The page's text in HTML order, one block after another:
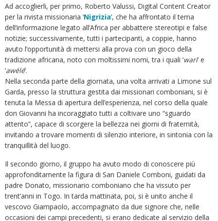
Ad accoglierli, per primo, Roberto Valussi, Digital Content Creator
per la rivista missionaria ‘Nigrizia’, che ha affrontato il tema
dell’informazione legato all’Africa per abbattere stereotipi e false
notizie; successivamente, tutti i partecipanti, a coppie, hanno
avuto l’opportunità di mettersi alla prova con un gioco della
tradizione africana, noto con moltissimi nomi, tra i quali ‘wari’ e
‘awélé’.
Nella seconda parte della giornata, una volta arrivati a Limone sul
Garda, presso la struttura gestita dai missionari comboniani, si è
tenuta la Messa di apertura dell’esperienza, nel corso della quale
don Giovanni ha incoraggiato tutti a coltivare uno “sguardo
attento”, capace di scorgere la bellezza nei giorni di fraternità,
invitando a trovare momenti di silenzio interiore, in sintonia con la
tranquillità del luogo.
Il secondo giorno, il gruppo ha avuto modo di conoscere più
approfonditamente la figura di San Daniele Comboni, guidati da
padre Donato, missionario comboniano che ha vissuto per
trent’anni in Togo. In tarda mattinata, poi, si è unito anche il
vescovo Giampaolo, accompagnato da due signore che, nelle
occasioni dei campi precedenti, si erano dedicate al servizio della